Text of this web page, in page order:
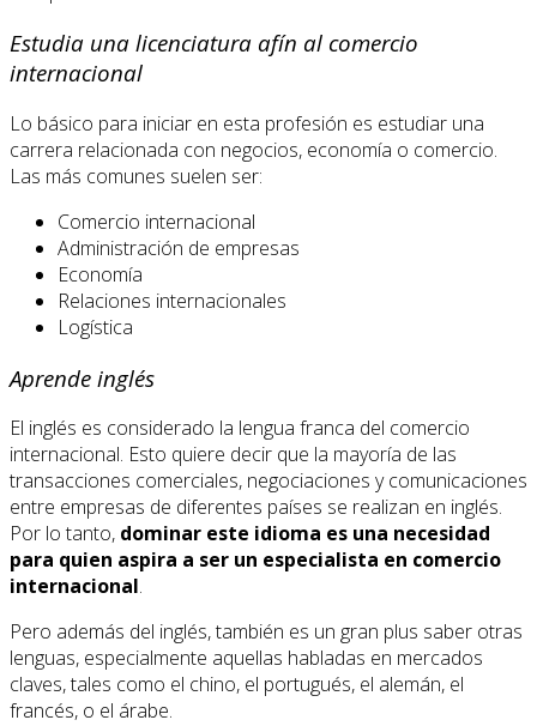
Estudia una licenciatura afín al comercio
internacional
Lo básico para iniciar en esta profesión es estudiar una
carrera relacionada con negocios, economía o comercio.
Las más comunes suelen ser:
Comercio internacional
Administración de empresas
Economía
Relaciones internacionales
Logística
Aprende inglés
El inglés es considerado la lengua franca del comercio
internacional. Esto quiere decir que la mayoría de las
transacciones comerciales, negociaciones y comunicaciones
entre empresas de diferentes países se realizan en inglés.
Por lo tanto, dominar este idioma es una necesidad
para quien aspira a ser un especialista en comercio
internacional.
Pero además del inglés, también es un gran plus saber otras
lenguas, especialmente aquellas habladas en mercados
claves, tales como el chino, el portugués, el alemán, el
francés, o el árabe.